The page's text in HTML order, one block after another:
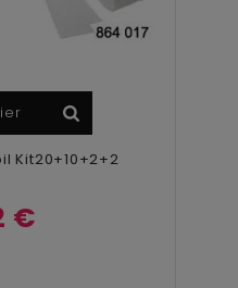
Kit20+10+2+2
€